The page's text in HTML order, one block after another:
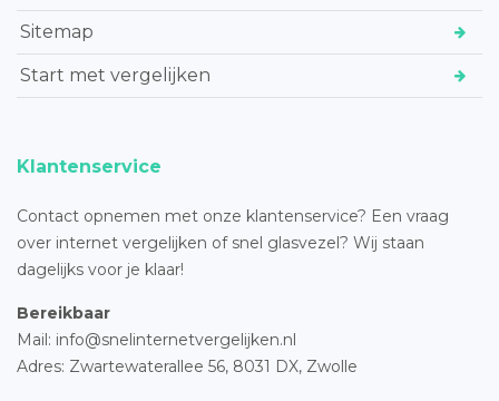
Sitemap
Start met vergelijken
Klantenservice
Contact opnemen met onze klantenservice? Een vraag
over internet vergelijken of snel glasvezel? Wij staan
dagelijks voor je klaar!
Bereikbaar
Mail: info@snelinternetvergelijken.nl
Adres: Zwartewaterallee 56, 8031 DX, Zwolle